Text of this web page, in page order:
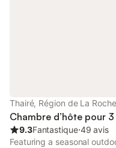
Thairé, Région de La
Chambre d’hôte pour
9.3Fantastique⋅49 avis
Featuring a seasonal